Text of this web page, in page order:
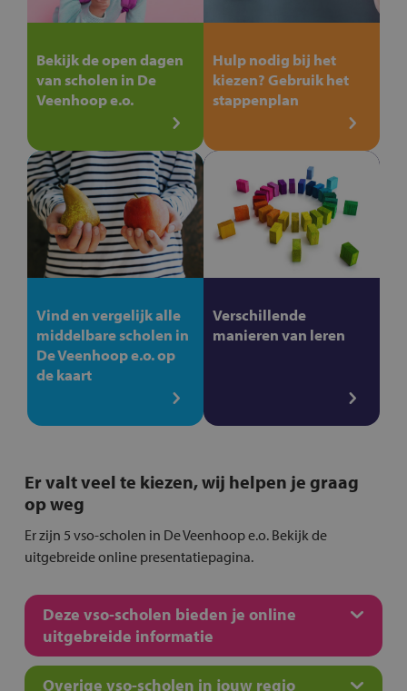
Bekijk de open dagen
van scholen in De
Veenhoop e.o.
Hulp nodig bij het
kiezen? Gebruik het
stappenplan
Vind en vergelijk alle
middelbare scholen in
De Veenhoop e.o. op
de kaart
Verschillende
manieren van leren
Er valt veel te kiezen, wij helpen je graag
op weg
Er zijn 5 vso-scholen in De Veenhoop e.o. Bekijk de
uitgebreide online presentatiepagina.
Deze vso-scholen bieden je online
uitgebreide informatie
Overige vso-scholen in jouw regio